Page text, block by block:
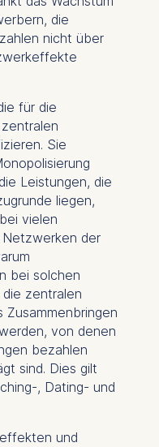
die
nicht über
für die
Sie
Leistungen, die
liegen,
vielen
der
bei solchen
zentralen
von denen
bezahlen
sind. Dies gilt
, Dating- und
und